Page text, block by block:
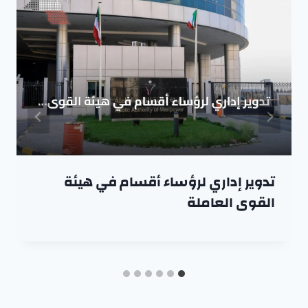
تدوير إداري لرؤساء أقسام في هيئة
القوى العاملة